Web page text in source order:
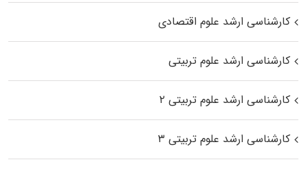
کارشناسی ارشد علوم اقتصادی
کارشناسی ارشد علوم تربیتی
کارشناسی ارشد علوم تربیتی ۲
کارشناسی ارشد علوم تربیتی ۳